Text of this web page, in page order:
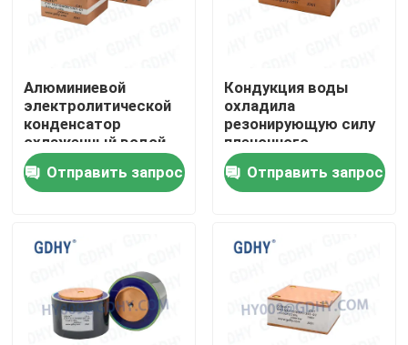
Свяжитесь мы
Спросите цитату
Высокочастотный конденсатор
Конденсатор MKP X2
Алюминиевой
электролитической
конденсатор
охлаженный водой
золотой и белый
Отправить запрос
Кондукция воды
охладила
резонирующую силу
пленочного
конденсатора C41
0.01uF
высокочастотную
Отправить запрос